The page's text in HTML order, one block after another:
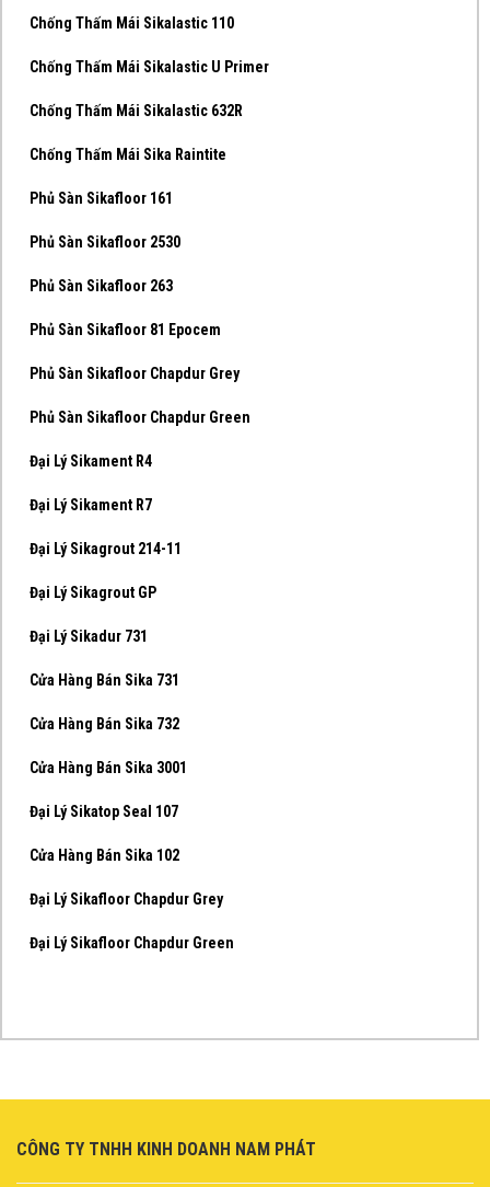
Chống Thấm Mái Sikalastic 110
Chống Thấm Mái Sikalastic U Primer
Chống Thấm Mái Sikalastic 632R
Chống Thấm Mái Sika Raintite
Phủ Sàn Sikafloor 161
Phủ Sàn Sikafloor 2530
Phủ Sàn Sikafloor 263
Phủ Sàn Sikafloor 81 Epocem
Phủ Sàn Sikafloor Chapdur Grey
Phủ Sàn Sikafloor Chapdur Green
Đại Lý Sikament R4
Đại Lý Sikament R7
Đại Lý Sikagrout 214-11
Đại Lý Sikagrout GP
Đại Lý Sikadur 731
Cửa Hàng Bán Sika 731
Cửa Hàng Bán Sika 732
Cửa Hàng Bán Sika 3001
Đại Lý Sikatop Seal 107
Cửa Hàng Bán Sika 102
Đại Lý Sikafloor Chapdur Grey
Đại Lý Sikafloor Chapdur Green
CÔNG TY TNHH KINH DOANH NAM PHÁT